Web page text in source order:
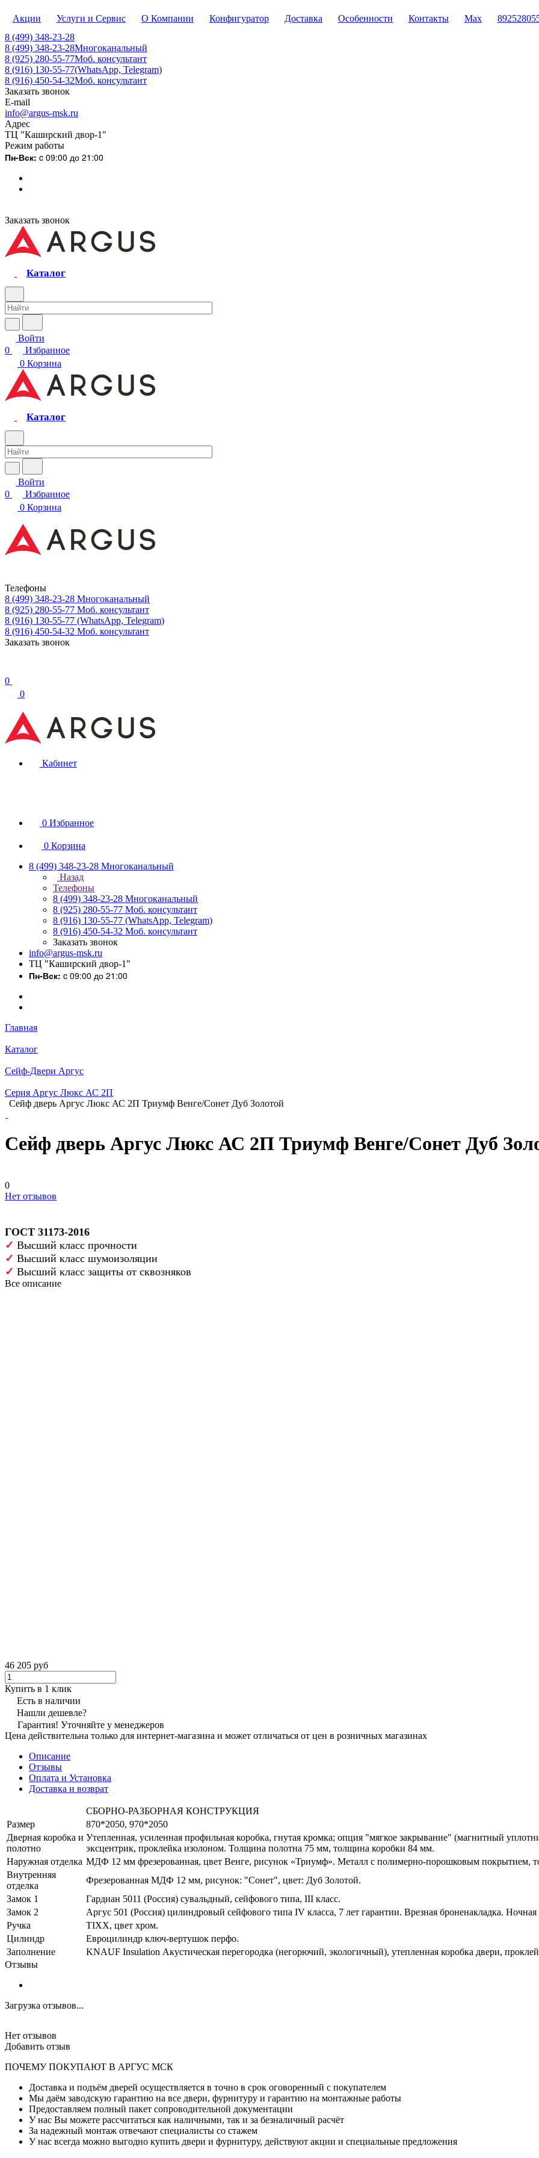
Акции Услуги и Сервис О Компании Конфигуратор Доставка Особенности Контакты Max
8 (499) 348-23-28
8 (499) 348-23-28Многоканальный
8 (925) 280-55-77Моб. консультант
8 (916) 130-55-77(WhatsApp, Telegram)
8 (916) 450-54-32Моб. консультант
Заказать звонок
E-mail
info@argus-msk.ru
Адрес
ТЦ "Каширский двор-1"
Режим работы
Пн-Вск: c 09:00 до 21:00
Заказать звонок
Каталог
Войти
0
Избранное
0 Корзина
Каталог
Войти
0
Избранное
0 Корзина
Телефоны
8 (499) 348-23-28 Многоканальный
8 (925) 280-55-77 Моб. консультант
8 (916) 130-55-77 (WhatsApp, Telegram)
8 (916) 450-54-32 Моб. консультант
Заказать звонок
0
0
Кабинет
0 Избранное
0 Корзина
8 (499) 348-23-28 Многоканальный
Назад
Телефоны
8 (499) 348-23-28 Многоканальный
8 (925) 280-55-77 Моб. консультант
8 (916) 130-55-77 (WhatsApp, Telegram)
8 (916) 450-54-32 Моб. консультант
Заказать звонок
info@argus-msk.ru
ТЦ "Каширский двор-1"
Пн-Вск: c 09:00 до 21:00
Главная
Каталог
Сейф-Двери Аргус
Серия Аргус Люкс АС 2П
Сейф дверь Аргус Люкс АС 2П Триумф Венге/Сонет Дуб Золотой
Сейф дверь Аргус Люкс АС 2П Триумф Венге/Сонет Дуб
0
Нет отзывов
ГОСТ 31173-2016
✓ Высший класс прочности
✓ Высший класс шумоизоляции
✓ Высший класс защиты от сквозняков
Все описание
46 205 руб
Купить в 1 клик
Есть в наличии
Нашли дешевле?
Гарантия! Уточняйте у менеджеров
Цена действительна только для интернет-магазина и может отличаться от цен в розничных магазинах
Описание
Отзывы
Оплата и Установка
Доставка и возврат
СБОРНО-РАЗБОРНАЯ КОНСТРУКЦИЯ
Размер
870*2050, 970*2050
Дверная коробка и
полотно
Утепленная, усиленная профильная коробка, гнутая кромка; опция "мягкое закрывание" (магнитный
эксцентрик, проклейка изолоном. Толщина полотна 75 мм, толщина коробки 84 мм.
Наружная отделка МДФ 12 мм фрезерованная, цвет Венге, рисунок «Триумф». Металл с полимерно-порошковым покрытием,
Внутренняя
отделка
Фрезерованная МДФ 12 мм, рисунок: "Сонет", цвет: Дуб Золотой.
Замок 1
Гардиан 5011 (Россия) сувальдный, сейфового типа, III класс.
Замок 2
Аргус 501 (Россия) цилиндровый сейфового типа IV класса, 7 лет гарантии. Врезная броненакладка. Ночная
Ручка
TIXX, цвет хром.
Цилиндр
Евроцилиндр ключ-вертушок перфо.
Заполнение
KNAUF Insulation Акустическая перегородка (негорючий, экологичный), утепленная коробка двери,
Отзывы
Загрузка отзывов...
Нет отзывов
Добавить отзыв
ПОЧЕМУ ПОКУПАЮТ В АРГУС МСК
Доставка и подъём дверей осуществляется в точно в срок оговоренный с покупателем
Мы даём заводскую гарантию на все двери, фурнитуру и гарантию на монтажные работы
Предоставляем полный пакет сопроводительной документации
У нас Вы можете рассчитаться как наличными, так и за безналичный расчёт
За надежный монтаж отвечают специалисты со стажем
У нас всегда можно выгодно купить двери и фурнитуру, действуют акции и специальные предложения